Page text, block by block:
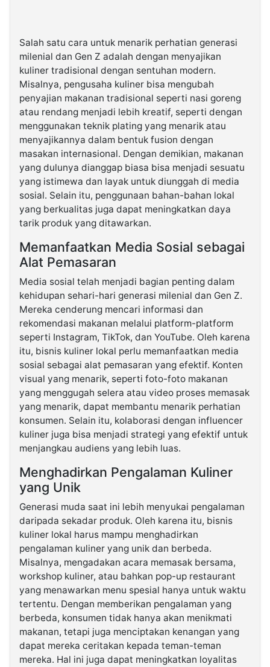
Salah satu cara untuk menarik perhatian generasi
milenial dan Gen Z adalah dengan menyajikan
kuliner tradisional dengan sentuhan modern.
Misalnya, pengusaha kuliner bisa mengubah
penyajian makanan tradisional seperti nasi goreng
atau rendang menjadi lebih kreatif, seperti dengan
menggunakan teknik plating yang menarik atau
menyajikannya dalam bentuk fusion dengan
masakan internasional. Dengan demikian, makanan
yang dulunya dianggap biasa bisa menjadi sesuatu
yang istimewa dan layak untuk diunggah di media
sosial. Selain itu, penggunaan bahan-bahan lokal
yang berkualitas juga dapat meningkatkan daya
tarik produk yang ditawarkan.
Memanfaatkan Media Sosial sebagai
Alat Pemasaran
Media sosial telah menjadi bagian penting dalam
kehidupan sehari-hari generasi milenial dan Gen Z.
Mereka cenderung mencari informasi dan
rekomendasi makanan melalui platform-platform
seperti Instagram, TikTok, dan YouTube. Oleh karena
itu, bisnis kuliner lokal perlu memanfaatkan media
sosial sebagai alat pemasaran yang efektif. Konten
visual yang menarik, seperti foto-foto makanan
yang menggugah selera atau video proses memasak
yang menarik, dapat membantu menarik perhatian
konsumen. Selain itu, kolaborasi dengan influencer
kuliner juga bisa menjadi strategi yang efektif untuk
menjangkau audiens yang lebih luas.
Menghadirkan Pengalaman Kuliner
yang Unik
Generasi muda saat ini lebih menyukai pengalaman
daripada sekadar produk. Oleh karena itu, bisnis
kuliner lokal harus mampu menghadirkan
pengalaman kuliner yang unik dan berbeda.
Misalnya, mengadakan acara memasak bersama,
workshop kuliner, atau bahkan pop-up restaurant
yang menawarkan menu spesial hanya untuk waktu
tertentu. Dengan memberikan pengalaman yang
berbeda, konsumen tidak hanya akan menikmati
makanan, tetapi juga menciptakan kenangan yang
dapat mereka ceritakan kepada teman-teman
mereka. Hal ini juga dapat meningkatkan loyalitas